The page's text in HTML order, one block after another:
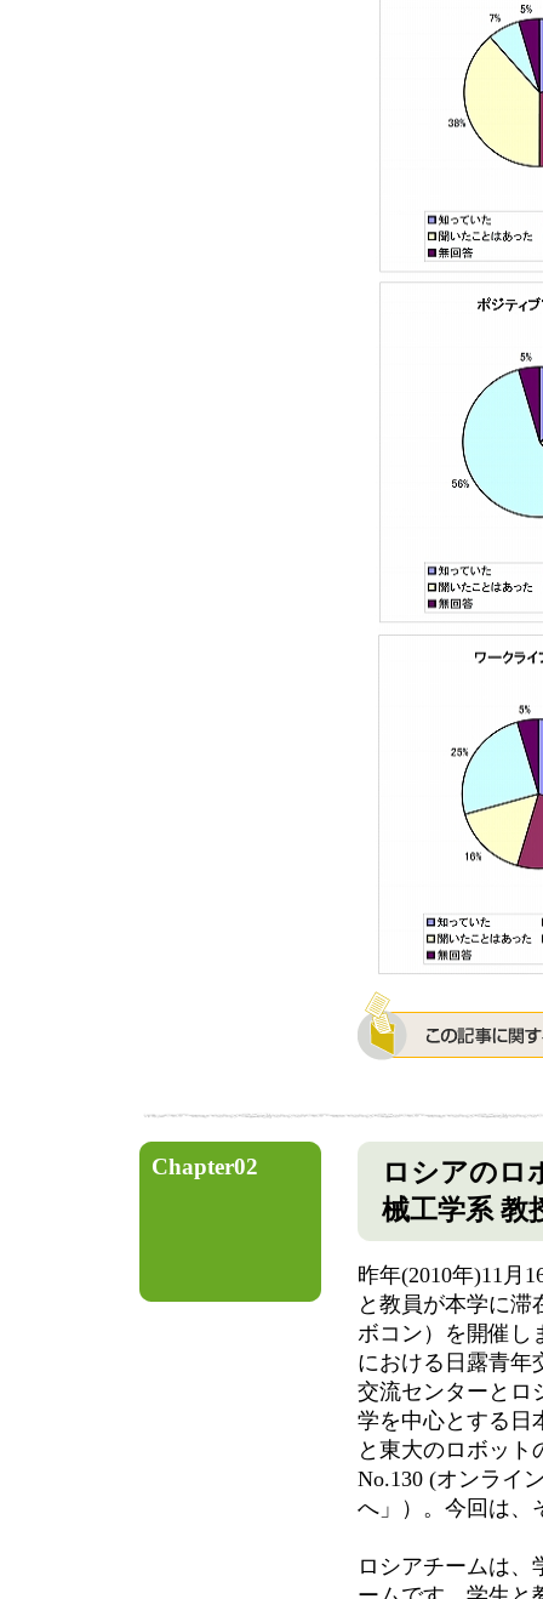
Chapter02
ロシアのロ
械工学系 教
昨年(2010年)11月
と教員が本学に滞
ボコン）を開催し
における日露青年
交流センターとロ
学を中心とする日
と東大のロボット
No.130 (オンライ
へ」
）。今回は、
ロシアチームは、